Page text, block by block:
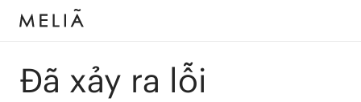
Đã xảy ra lỗi